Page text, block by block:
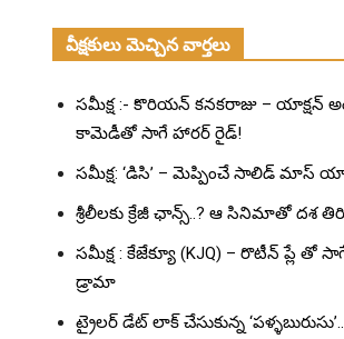
వీక్షకులు మెచ్చిన వార్తలు
సమీక్ష :- కొరియన్ కనకరాజు – యాక్షన్
కామెడీతో సాగే హారర్ రైడ్!
సమీక్ష: ‘డిసి’ – మెప్పించే సాలిడ్ మాస్
శ్రీలీలకు క్రేజీ ఛాన్స్..? ఆ సినిమాతో దశ
సమీక్ష : కేజేక్యూ (KJQ) – రొటీన్ ప్లే తో
డ్రామా
ట్రైలర్ డేట్ లాక్ చేసుకున్న ‘పళ్ళబురుసు’..